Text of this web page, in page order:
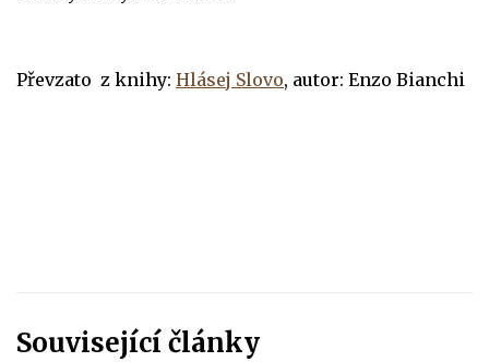
Převzato z knihy: Hlásej Slovo, autor: Enzo Bianchi
Související články